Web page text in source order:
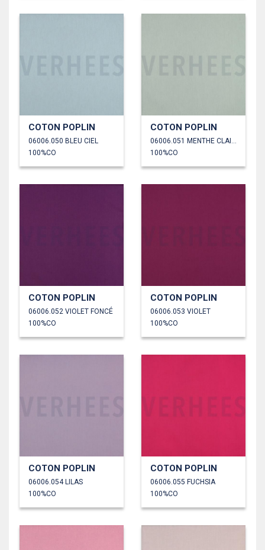
COTON POPLIN
06006.050 BLEU CIEL
100%CO
COTON POPLIN
100%CO
COTON POPLIN
06006.052 VIOLET FONCÉ
100%CO
COTON POPLIN
06006.053 VIOLET
100%CO
COTON POPLIN
06006.054 LILAS
100%CO
COTON POPLIN
06006.055 FUCHSIA
100%CO